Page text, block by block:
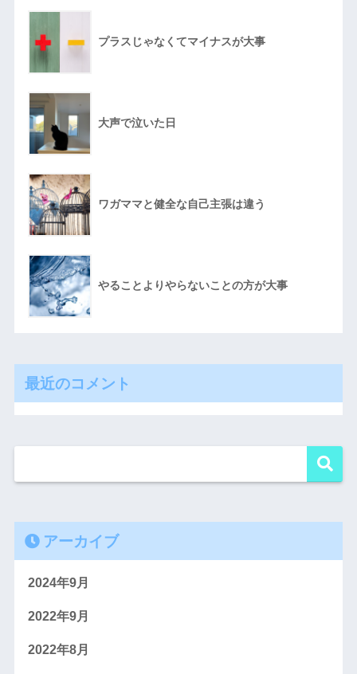
プラスじゃなくてマイナスが大事
大声で泣いた日
ワガママと健全な自己主張は違う
やることよりやらないことの方が大事
最近のコメント
アーカイブ
2024年9月
2022年9月
2022年8月